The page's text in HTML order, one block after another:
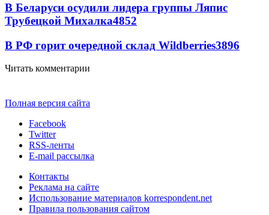
В Беларуси осудили лидера группы Ляпис
Трубецкой Михалка4852
В РФ горит очередной склад Wildberries3896
Читать комментарии
Полная версия сайта
Facebook
Twitter
RSS-ленты
E-mail рассылка
Контакты
Реклама на сайте
Использование материалов korrespondent.net
Правила пользования сайтом